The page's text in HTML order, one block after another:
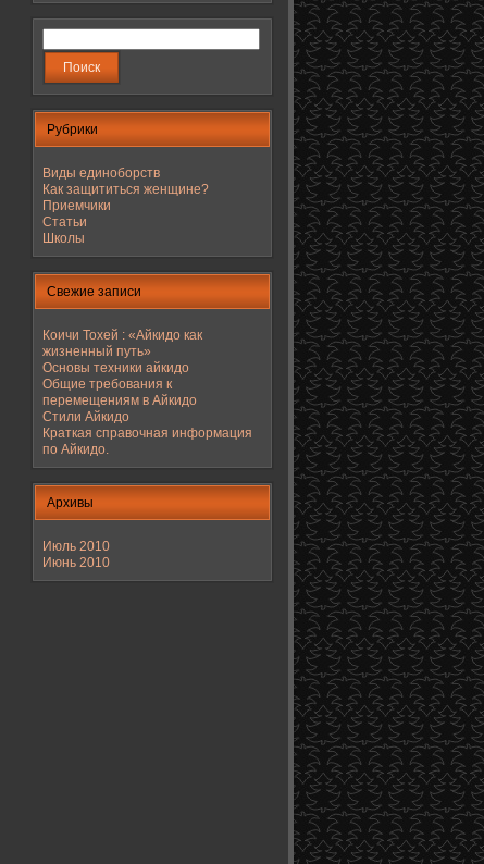
Рубрики
Виды единоборств
Как защититься женщине?
Приемчики
Статьи
Школы
Свежие записи
Коичи Тохей : «Айкидо как
жизненный путь»
Основы техники айкидо
Общие требования к
перемещениям в Айкидо
Стили Айкидо
Краткая справочная информация
по Айкидо.
Архивы
Июль 2010
Июнь 2010